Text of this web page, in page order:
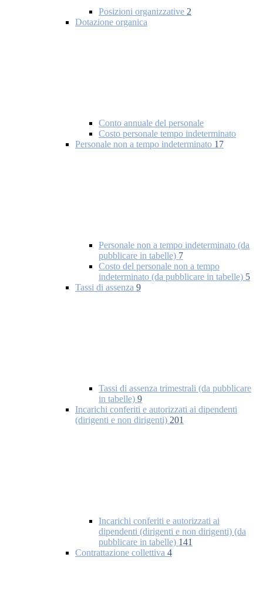
Posizioni organizzative 2
Dotazione organica
Conto annuale del personale
Costo personale tempo indeterminato
Personale non a tempo indeterminato 17
Personale non a tempo indeterminato (da
pubblicare in tabelle) 7
Costo del personale non a tempo
indeterminato (da pubblicare in tabelle) 5
Tassi di assenza 9
Tassi di assenza trimestrali (da pubblicare
in tabelle) 9
Incarichi conferiti e autorizzati ai dipendenti
(dirigenti e non dirigenti) 201
Incarichi conferiti e autorizzati ai
dipendenti (dirigenti e non dirigenti) (da
pubblicare in tabelle) 141
Contrattazione collettiva 4